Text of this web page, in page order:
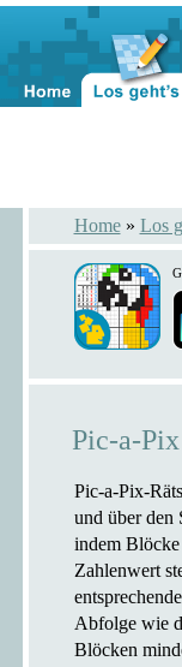
Home » Los
Pic-a-
Pic-a-Pix-
und über den
indem Blöcke
Zahlenwert
Abfolge wie
Blöcken